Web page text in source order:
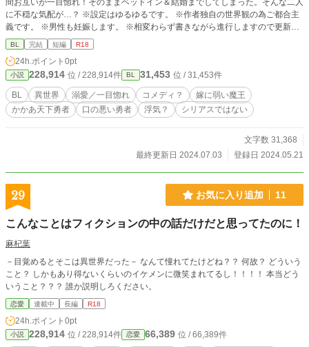
間お互いが一目惚れ！そのままベッドイン＆結婚までしてしまった。そんな二人
に不穏な気配が…？ ※設定はゆるゆるです。 ※作者独自の世界観の為ご都合主
義です。 ※男性も妊娠します。 ※相変わらず書きながら進行しますので更新は
ゆっくりです。でも、必ず完結はさせます！！
BL 完結 短編 R18
24h.ポイント 0pt
小説 228,914 位 / 228,914件 BL 31,453 位 / 31,453件
BL 異世界 溺愛／一目惚れ コメディ？
嫁に弱い魔王
かかあ天下勇者
口の悪い勇者 浮気？ シリアスではない
文字数 31,368
最終更新日 2024.07.03
登録日 2024.05.21
29 お気に入り追加 11
こんなことはフィクションの中の話だけだと思ってたのに！
麻杞葉
－目覚めるとそこは異世界だった－ なんて憧れてたけどね？？ 何故？ どういう
こと？ しかもあり得ないくらいのイケメンに微笑まれてるし！！！！ 本当どう
いうこと？？？ 誰か説明しろください。
恋愛 連載中 長編 R18
24h.ポイント 0pt
小説 228,914 位 / 228,914件 恋愛 66,389 位 / 66,389件